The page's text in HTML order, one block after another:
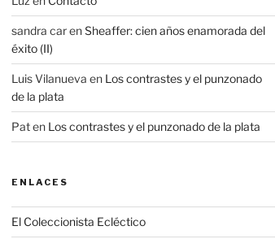
sandra carenSheaffer: cien años enamorada del
éxito (II)
Luis Vilanueva en Los contrastes y el punzonado
de la plata
Paten Los contrastes y el punzonado de la plata
ENLACES
El Coleccionista Ecléctico